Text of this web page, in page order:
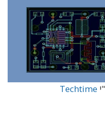
Techtime